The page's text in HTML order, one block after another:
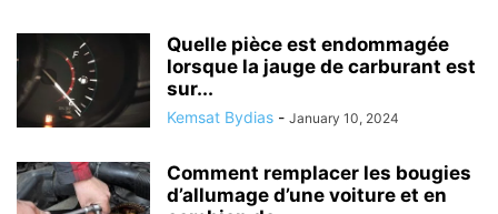
Quelle pièce est endommagée
lorsque la jauge de carburant est
sur...
Kemsat Bydias - January 10, 2024
Comment remplacer les bougies
d’allumage d’une voiture et en